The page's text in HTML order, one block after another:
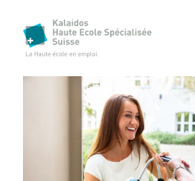
Haute